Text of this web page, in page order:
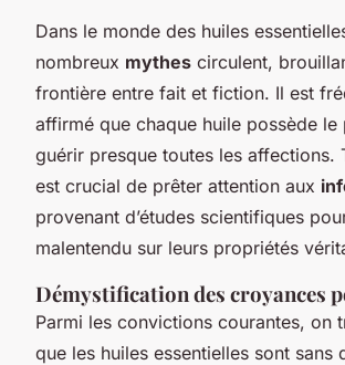
Dans le monde des huiles
nombreux mythes circulent,
frontière entre fait et fiction. Il est
affirmé que chaque huile possède
guérir presque toutes les affections.
est crucial de prêter attention aux
provenant d’études scientifiques
malentendu sur leurs propriétés
Démystification des croyances
Parmi les convictions courantes, on
que les huiles essentielles sont sans